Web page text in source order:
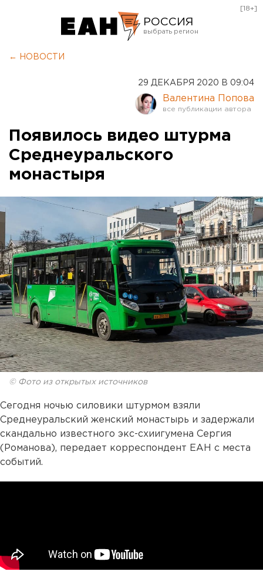
РОССИЯ
Курган
Оренбург
[18+]
← НОВОСТИ
29 ДЕКАБРЯ 2020 В 09:04
Валентина Попова
Появилось видео штурма
Среднеуральского
монастыря
© Фото из открытых источников
Сегодня ночью силовики штурмом взяли
Среднеуральский женский монастырь и задержали
скандально известного экс-схиигумена Сергия
(Романова), передает корреспондент ЕАН с места
событий.